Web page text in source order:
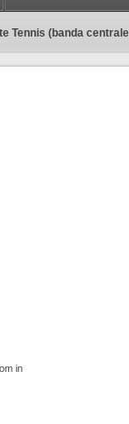
Tennis (banda
in